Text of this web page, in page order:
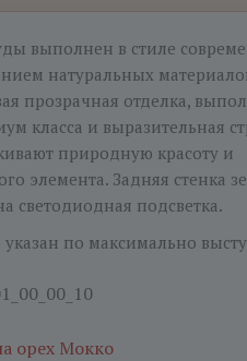
выполнен в стиле
натуральных
прозрачная отделка,
класса и выразительная
природную красоту и
элемента. Задняя стенка
светодиодная подсветка.
указан по максимально
орех Мокко